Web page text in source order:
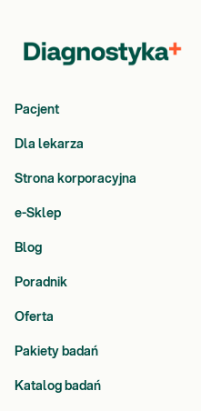
Pacjent
Dla lekarza
Strona korporacyjna
e-Sklep
Blog
Poradnik
Oferta
Pakiety badań
Katalog badań